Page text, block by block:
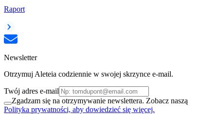
Raport
Newsletter
Otrzymuj Aleteia codziennie w swojej skrzynce e-mail.
Twój adres e-mail
Zgadzam się na otrzymywanie newslettera. Zobacz naszą
Polityka prywatności, aby dowiedzieć się więcej.